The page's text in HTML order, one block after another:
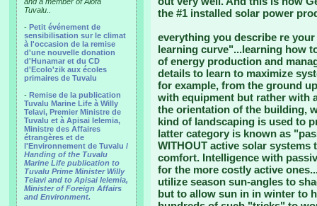
Tuvalu..
- Petit événement de
sensibilisation sur le climat
à l'occasion de la remise
d'une nouvelle donation
d'Hunamar et du CD
d'Ecolo'zik aux écoles
primaires de Tuvalu
- Remise de la publication
Tuvalu Marine Life à Willy
Telavi, Premier Ministre de
Tuvalu et à Apisai Ielemia,
Ministre des Affaires
étrangères et de
l'Environnement de Tuvalu /
Handing of the Tuvalu
Marine Life publication to
Tuvalu Prime Minister Willy
Telavi and to Apisai Ielemia,
Minister of Foreign Affairs
and Environment.
the #1 installed solar power
everything you describe re
learning curve"...learning how
of energy production and
details to learn to maximize
for example, from the ground
with equipment but rather with
the orientation of the building,
kind of landscaping is used to
latter category is known as
WITHOUT active solar
comfort. Intelligence with
for the more costly active
utilize season sun-angles to
but to allow sun in in winter to